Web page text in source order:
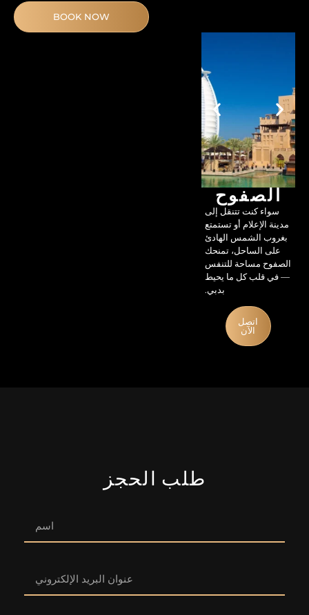
BOOK NOW
الصفوح
سواء كنت تتنقل إلى
مدينة الإعلام أو تستمتع
بغروب الشمس الهادئ
على الساحل، تمنحك
الصفوح مساحة للتنفس
— في قلب كل ما يحيط
بدبي.
اتصل
الآن
طلب الحجز